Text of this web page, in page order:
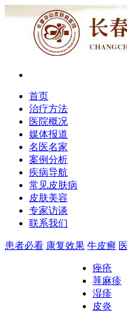
首页
治疗方法
医院概况
媒体报道
名医名家
案例分析
疾病导航
常见皮肤病
皮肤美容
专家访谈
联系我们
患者必看 康复效果 牛皮癣
痤疮
荨麻疹
湿疹
皮炎